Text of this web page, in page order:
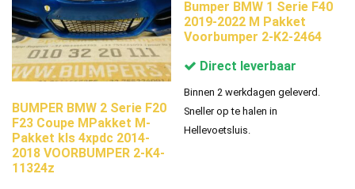
BUMPER BMW 2 Serie F20
F23 Coupe MPakket M-
Pakket kls 4xpdc 2014-
2018 VOORBUMPER 2-K4-
11324z
Bumper BMW 1 Serie F40
2019-2022 M Pakket
Voorbumper 2-K2-2464
Direct leverbaar
Binnen 2 werkdagen geleverd.
Sneller op te halen in
Hellevoetsluis.